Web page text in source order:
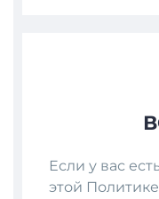
Если у вас
этой